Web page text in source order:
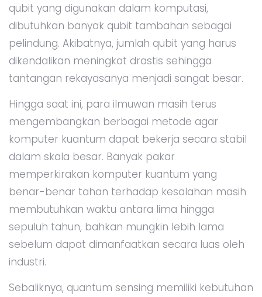
qubit yang digunakan dalam komputasi,
dibutuhkan banyak qubit tambahan sebagai
pelindung. Akibatnya, jumlah qubit yang harus
dikendalikan meningkat drastis sehingga
tantangan rekayasanya menjadi sangat besar.
Hingga saat ini, para ilmuwan masih terus
mengembangkan berbagai metode agar
komputer kuantum dapat bekerja secara stabil
dalam skala besar. Banyak pakar
memperkirakan komputer kuantum yang
benar-benar tahan terhadap kesalahan masih
membutuhkan waktu antara lima hingga
sepuluh tahun, bahkan mungkin lebih lama
sebelum dapat dimanfaatkan secara luas oleh
industri.
Sebaliknya, quantum sensing memiliki kebutuhan